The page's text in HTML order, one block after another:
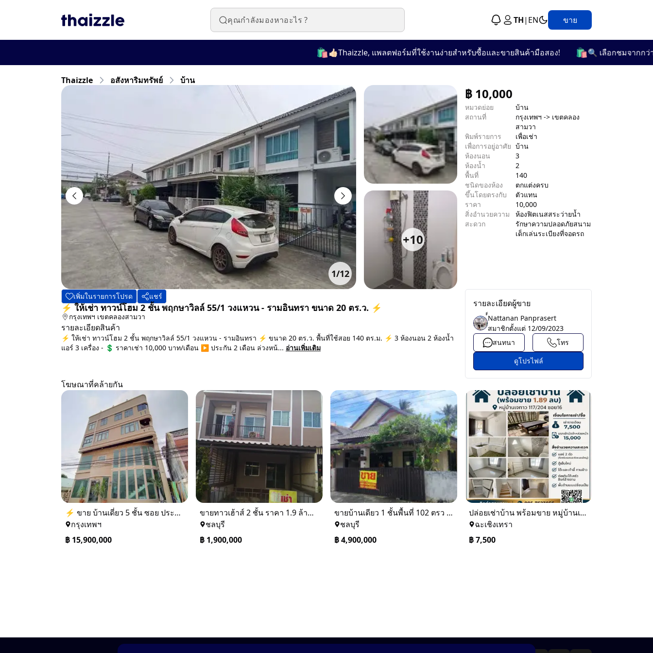
TH| EN ขาย
👍🏻Thaizzle, แพลตฟอร์มที่ใช้งานง่ายสำหรับซื้อและขายสินค้ามือสอง! 🛍️ 🔍 เลือกชมจากกว่า 25
Thaizzle อสังหาริมทรัพย์ บ้าน
1/12
+10
฿ 10,000
หมวดย่อย
บ้าน
สถานที่
กรุงเทพฯ -> เขตคลอง
สามวา
พิมพ์รายการ
เพื่อเช่า
เพื่อการอยู่อาศัย บ้าน
ห้องนอน
3
ห้องน้ำ
2
พื้นที่
140
ชนิดของห้อง
ตกแต่งครบ
ขึ้นโดยตรงกับ
ตัวแทน
ราคา
10,000
สิ่งอำนวยความ
สะดวก
ห้องฟิตเนสสระว่ายน้ำ
รักษาความปลอดภัยสนาม
เด็กเล่นระเบียงที่จอดรถ
เพิ่มในรายการโปรด แชร์
⚡ ให้เช่า ทาวน์โฮม 2 ชั้น พฤกษาวิลล์ 55/1 วงแหวน - รามอินทรา ขนาด 20 ตร.ว. ⚡
กรุงเทพฯ เขตคลองสามวา
รายละเอียดสินค้า
⚡ ให้เช่า ทาวน์โฮม 2 ชั้น พฤกษาวิลล์ 55/1 วงแหวน - รามอินทรา ⚡ ขนาด 20 ตร.ว. พื้นที่ใช้สอย 140 ตร.ม. ⚡ 3 ห้องนอน 2 ห้องน้ำ
แอร์ 3 เครื่อง - 💲 ราคาเช่า 10,000 บาท/เดือน ▶️ ประกัน 2 เดือน ล่วงหน้... อ่านเพิ่มเติม
รายละเอียดผู้ขาย
์์Nattanan Panprasert
สมาชิกตั้งแต่ 12/09/2023
สนทนา
โทร
ดูโปรไฟล์
โฆษณาที่คล้ายกัน
⚡ ขาย บ้านเดี่ยว 5 ชั้น ซอย ประชาชื่น 14 ใกล้ BTS
กรุงเทพฯ
฿ 15,900,000
ขายทาวเฮ้าส์ 2 ชั้น ราคา 1.9 ล้านบาท ที่อยู่ ศรีราชา ชลบุรี
ชลบุรี
฿ 1,900,000
ขายบ้านเดียว 1 ชั้นพื้นที่ 102 ตรว บางละมุง ชลบุรี
ชลบุรี
฿4,900,000
ปล่อยเช่าบ้าน พร้อมขาย หมู่บ้านเจทาว ตำบลแสนภูดาษ
ฉะเชิงเทรา
฿7,500